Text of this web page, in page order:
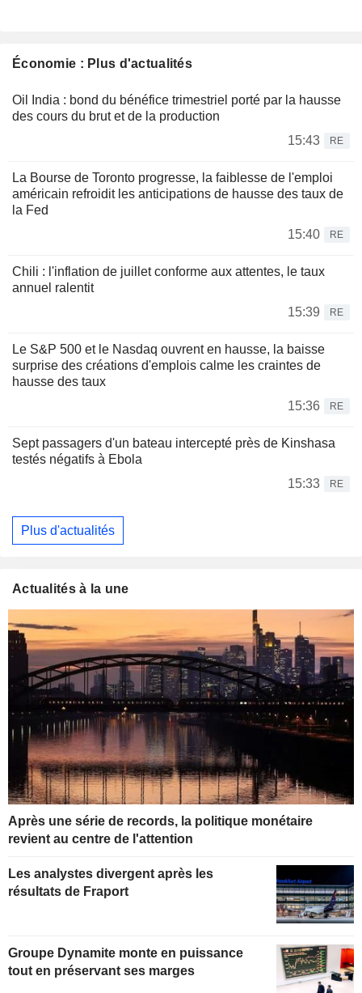
Économie : Plus d'actualités
Oil India : bond du bénéfice trimestriel porté par la hausse
des cours du brut et de la production
15:43
RE
La Bourse de Toronto progresse, la faiblesse de l'emploi
américain refroidit les anticipations de hausse des taux de
la Fed
15:40
RE
Chili : l'inflation de juillet conforme aux attentes, le taux
annuel ralentit
15:39
RE
Le S&P 500 et le Nasdaq ouvrent en hausse, la baisse
surprise des créations d'emplois calme les craintes de
hausse des taux
15:36
RE
Sept passagers d'un bateau intercepté près de Kinshasa
testés négatifs à Ebola
15:33
RE
Plus d'actualités
Actualités à la une
Après une série de records, la politique monétaire
revient au centre de l'attention
Les analystes divergent après les
résultats de Fraport
Groupe Dynamite monte en puissance
tout en préservant ses marges